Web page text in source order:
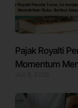
Pajak Royalti
Momentum